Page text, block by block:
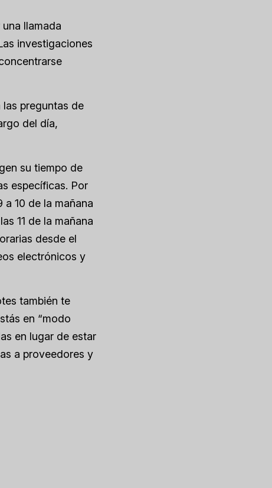
llamada
investigaciones
preguntas de
del día,
su tiempo de
específicas. Por
10 de la mañana
11 de la mañana
desde el
electrónicos y
también te
en “modo
en lugar de estar
a proveedores y